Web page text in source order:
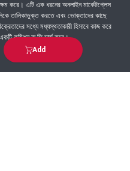
Add
করে। এটি এক ধরনের অনলাইন মার্কেটপ্লেস
তালিকাভুক্ত করতে এবং ভোক্তাদের কাছে
মধ্যে মধ্যস্থতাকারী হিসাবে কাজ করে
কমিশন বা ফি চার্জ করে।